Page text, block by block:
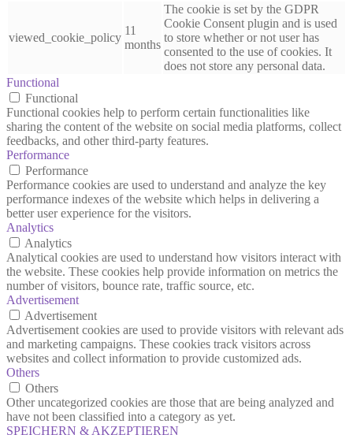
viewed_cookie_policy
11
months
The cookie is set by the GDPR
Cookie Consent plugin and is used
to store whether or not user has
consented to the use of cookies. It
does not store any personal data.
Functional
Functional
Functional cookies help to perform certain functionalities like
sharing the content of the website on social media platforms, collect
feedbacks, and other third-party features.
Performance
Performance
Performance cookies are used to understand and analyze the key
performance indexes of the website which helps in delivering a
better user experience for the visitors.
Analytics
Analytics
Analytical cookies are used to understand how visitors interact with
the website. These cookies help provide information on metrics the
number of visitors, bounce rate, traffic source, etc.
Advertisement
Advertisement
Advertisement cookies are used to provide visitors with relevant ads
and marketing campaigns. These cookies track visitors across
websites and collect information to provide customized ads.
Others
Others
Other uncategorized cookies are those that are being analyzed and
have not been classified into a category as yet.
SPEICHERN & AKZEPTIEREN